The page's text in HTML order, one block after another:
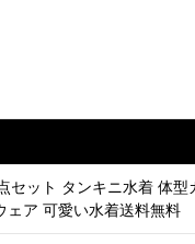
セット タンキニ水着 体型
ェア 可愛い水着送料無料